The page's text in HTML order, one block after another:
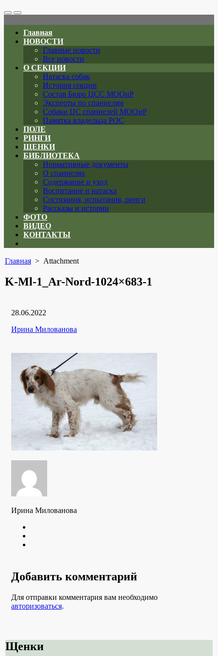
Search
Toggle
Меню
Главная
НОВОСТИ
Главные новости
Все новости
О СЕКЦИИ
Натаска собак
История секции
Состав Бюро ЦСС МООиР
Эксперты по спаниелям
Собаки ЦС спаниелей МООиР
Памятка владельца РОС
ПОЛЕ
РИНГИ
ЩЕНКИ
БИБЛИОТЕКА
Нормативные документы
О спаниелях
Содержание и уход
Воспитание и натаска
Состязания, испытания, ринги
Рассказы и истории
ФОТО
ВИДЕО
КОНТАКТЫ
menu
Главная> Attachment
K-Ml-1_Ar-Nord-1024×683-1
Дата
28.06.2022
Рубрики
Автор
Ирина Милованова
Ирина Милованова
Добавить комментарий
Для отправки комментария вам необходимо
авторизоваться.
Щенки